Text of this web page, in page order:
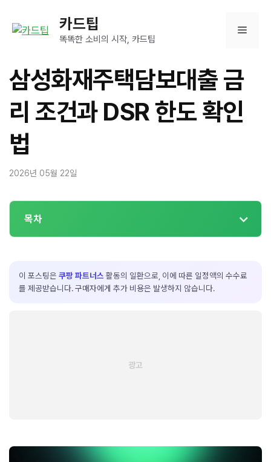
카드팁
똑똑한 소비의 시작, 카드팁
메
삼성화재주택담보대출 금
리 조건과 DSR 한도 확인
법
2026년 05월 22일
목차
이 포스팅은 쿠팡 파트너스 활동의 일환으로, 이에 따른 일정액의 수수료
를 제공받습니다. 구매자에게 추가 비용은 발생하지 않습니다.